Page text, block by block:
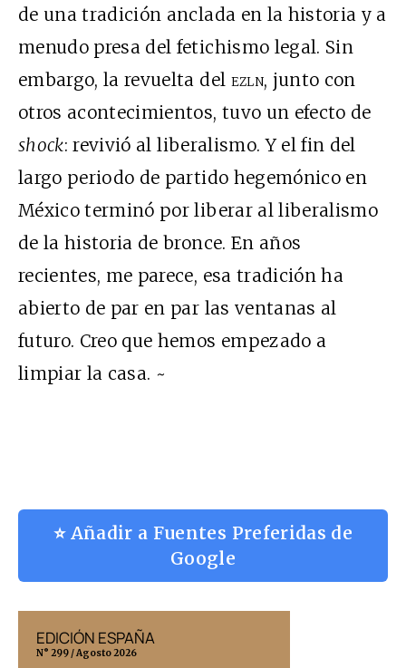
de una tradición anclada en la historia y a
menudo presa del fetichismo legal. Sin
embargo, la revuelta del ezln, junto con
otros acontecimientos, tuvo un efecto de
shock: revivió al liberalismo. Y el fin del
largo periodo de partido hegemónico en
México terminó por liberar al liberalismo
de la historia de bronce. En años
recientes, me parece, esa tradición ha
abierto de par en par las ventanas al
futuro. Creo que hemos empezado a
limpiar la casa. ~
⭐ Añadir a Fuentes Preferidas de
Google
EDICIÓN ESPAÑA
N° 299 / Agosto 2026